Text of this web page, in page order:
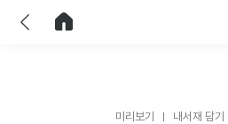
미리보기 내서재 담기